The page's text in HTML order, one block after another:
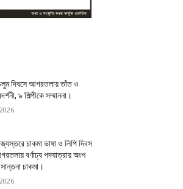
দিবসে আগরতলায় তাঁত ও
৯ শিল্পীকে সম্মাননা।
চাকমা ভাষা ও লিপি দিবস
বর্ণাঢ্য পদযাত্রায় অংশ
সান্তনা চাকমা।